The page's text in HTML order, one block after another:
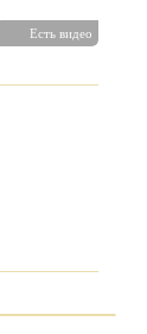
Есть видео